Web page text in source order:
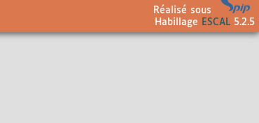
Réalisé sous
Habillage
ESCAL5.2.5